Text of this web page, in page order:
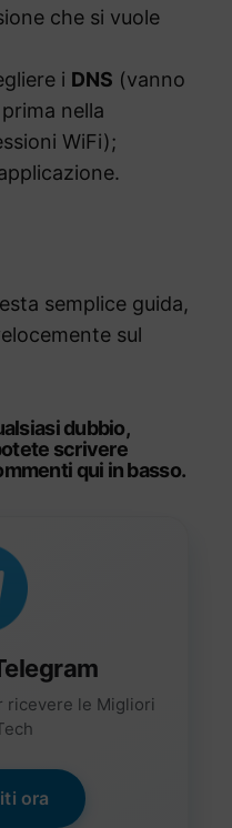
che si vuole
i DNS (vanno
nella
WiFi);
semplice guida,
sul
dubbio,
scrivere
qui in basso.
ricevere le Migliori
ora